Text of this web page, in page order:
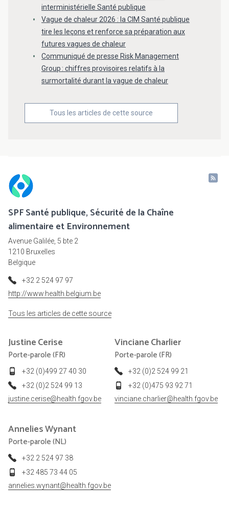
interministérielle Santé publique
Vague de chaleur 2026 : la CIM Santé publique
tire les leçons et renforce sa préparation aux
futures vagues de chaleur
Communiqué de presse Risk Management
Group : chiffres provisoires relatifs à la
surmortalité durant la vague de chaleur
Tous les articles de cette source
SPF Santé publique, Sécurité de la Chaîne
alimentaire et Environnement
Avenue Galilée, 5 bte 2
1210 Bruxelles
Belgique
+32 2 524 97 97
http://www.health.belgium.be
Tous les articles de cette source
JustineCerise
Porte-parole (FR)
+32 (0)499 27 40 30
+32 (0)2 524 99 13
justine.cerise@health.fgov.be
VincianeCharlier
Porte-parole (FR)
+32 (0)2 524 99 21
+32 (0)475 93 92 71
vinciane.charlier@health.fgov.be
AnneliesWynant
Porte-parole (NL)
+32 2 524 97 38
+32 485 73 44 05
annelies.wynant@health.fgov.be